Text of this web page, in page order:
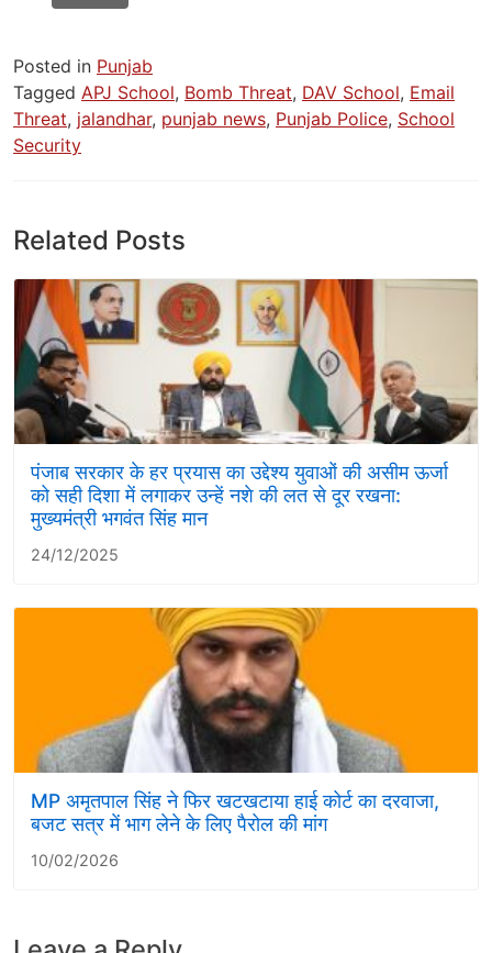
Posted in Punjab
Tagged APJ School, Bomb Threat, DAV School, Email
Threat, jalandhar, punjab news, Punjab Police, School
Security
Related Posts
पंजाब सरकार के हर प्रयास का उद्देश्य युवाओं की असीम ऊर्जा
को सही दिशा में लगाकर उन्हें नशे की लत से दूर रखना:
मुख्यमंत्री भगवंत सिंह मान
24/12/2025
MP अमृतपाल सिंह ने फिर खटखटाया हाई कोर्ट का दरवाजा,
बजट सत्र में भाग लेने के लिए पैरोल की मांग
10/02/2026